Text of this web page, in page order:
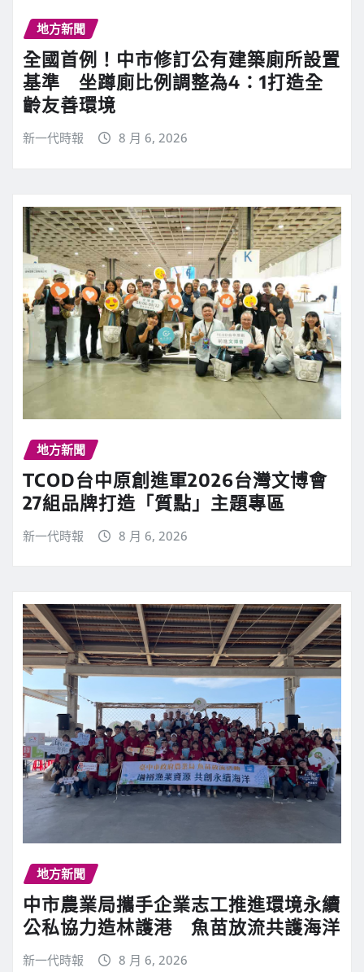
地方新聞
全國首例！中市修訂公有建築廁所設置
基準 坐蹲廁比例調整為4：1打造全
齡友善環境
新一代時報 8 月 6, 2026
地方新聞
TCOD台中原創進軍2026台灣文博會
27組品牌打造「質點」主題專區
新一代時報 8 月 6, 2026
地方新聞
中市農業局攜手企業志工推進環境永續
公私協力造林護港 魚苗放流共護海洋
新一代時報 8 月 6, 2026